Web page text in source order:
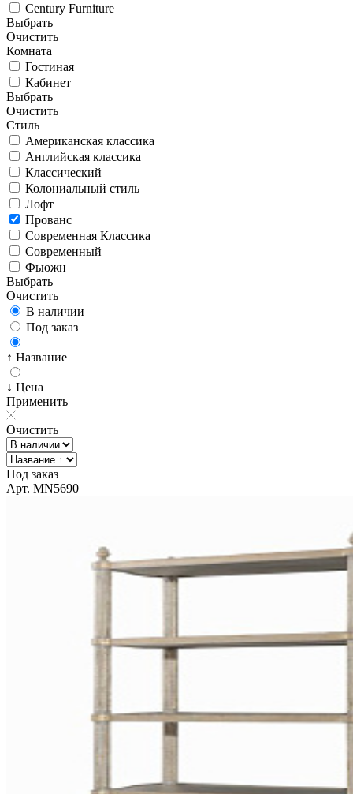
Century Furniture
Выбрать
Очистить
Комната
Гостиная
Кабинет
Выбрать
Очистить
Стиль
Американская классика
Английская классика
Классический
Колониальный стиль
Лофт
Прованс
Современная Классика
Современный
Фьюжн
Выбрать
Очистить
В наличии
Под заказ
↑ Название
↓ Цена
Применить
Очистить
Под заказ
Арт. MN5690